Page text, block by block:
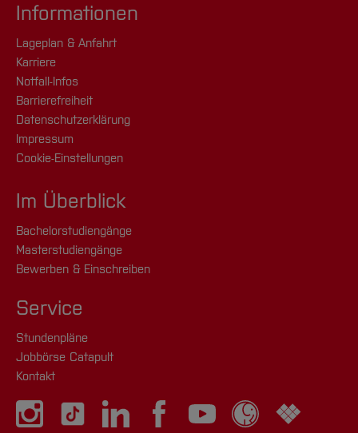
Informationen
Lageplan & Anfahrt
Karriere
Notfall-Infos
Barrierefreiheit
Datenschutzerklärung
Impressum
Cookie-Einstellungen
Im Überblick
Bachelorstudiengänge
Masterstudiengänge
Bewerben & Einschreiben
Service
Stundenpläne
Jobbörse Catapult
Kontakt